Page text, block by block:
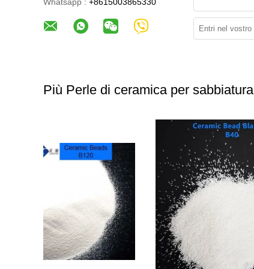
Più Perle di ceramica per sabbiatura